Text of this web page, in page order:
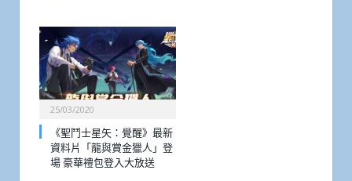
25/03/2020
《聖鬥士星矢：覺醒》最新
資料片「龍與賞金獵人」登
場 豪華禮包登入大放送